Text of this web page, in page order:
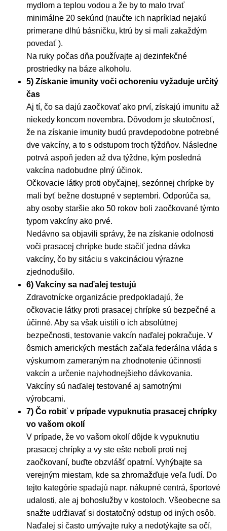
mydlom a teplou vodou a že by to malo trvať
minimálne 20 sekúnd (naučte ich napríklad nejakú
primerane dlhú básničku, ktrú by si mali zakaždým
povedať ).
Na ruky počas dňa používajte aj dezinfekčné
prostriedky na báze alkoholu.
5) Získanie imunity voči ochoreniu vyžaduje určitý
čas
Aj tí, čo sa dajú zaočkovať ako prví, získajú imunitu až
niekedy koncom novembra. Dôvodom je skutočnosť,
že na získanie imunity budú pravdepodobne potrebné
dve vakcíny, a to s odstupom troch týždňov. Následne
potrvá aspoň jeden až dva týždne, kým posledná
vakcína nadobudne plný účinok.
Očkovacie látky proti obyčajnej, sezónnej chrípke by
mali byť bežne dostupné v septembri. Odporúča sa,
aby osoby staršie ako 50 rokov boli zaočkované týmto
typom vakcíny ako prvé.
Nedávno sa objavili správy, že na získanie odolnosti
voči prasacej chrípke bude stačiť jedna dávka
vakcíny, čo by sitáciu s vakcináciou výrazne
zjednodušilo.
6) Vakcíny sa naďalej testujú
Zdravotnícke organizácie predpokladajú, že
očkovacie látky proti prasacej chrípke sú bezpečné a
účinné. Aby sa však uistili o ich absolútnej
bezpečnosti, testovanie vakcín naďalej pokračuje. V
ôsmich amerických mestách začala federálna vláda s
výskumom zameraným na zhodnotenie účinnosti
vakcín a určenie najvhodnejšieho dávkovania.
Vakcíny sú naďalej testované aj samotnými
výrobcami.
7) Čo robiť v prípade vypuknutia prasacej chrípky
vo vašom okolí
V prípade, že vo vašom okolí dôjde k vypuknutiu
prasacej chrípky a vy ste ešte neboli proti nej
zaočkovaní, buďte obzvlášť opatrní. Vyhýbajte sa
verejným miestam, kde sa zhromažďuje veľa ľudí. Do
tejto kategórie spadajú napr. nákupné centrá, športové
udalosti, ale aj bohoslužby v kostoloch. Všeobecne sa
snažte udržiavať si dostatočný odstup od iných osôb.
Naďalej si často umývajte ruky a nedotýkajte sa očí,